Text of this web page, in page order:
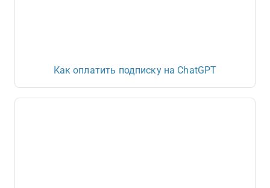
Как оплатить подписку на ChatGPT